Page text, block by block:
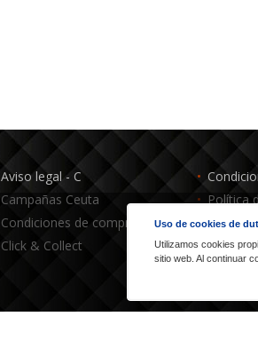
Aviso legal - C
Campañas Ceuta
Condiciones de compra - C
Click & Collect
Política
Política
Uso de cookies de
Utilizamos cookies
sitio web. Al continuar